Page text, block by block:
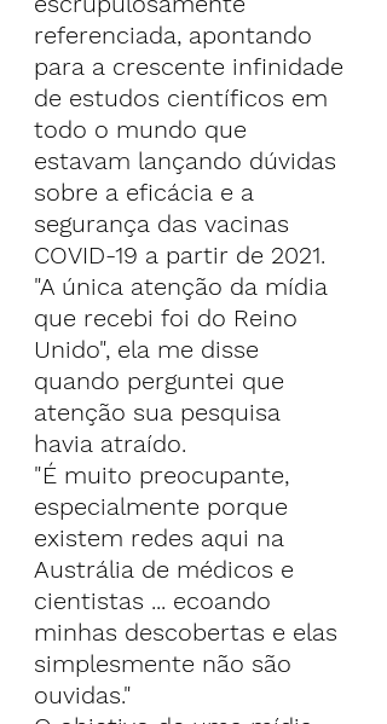
referenciada, apontando
para a crescente infinidade
de estudos científicos em
todo o mundo que
estavam lançando dúvidas
sobre a eficácia e a
segurança das vacinas
COVID-19 a partir de 2021.
"A única atenção da mídia
que recebi foi do Reino
Unido", ela me disse
quando perguntei que
atenção sua pesquisa
havia atraído.
"É muito preocupante,
especialmente porque
existem redes aqui na
Austrália de médicos e
cientistas ... ecoando
minhas descobertas e elas
simplesmente não são
ouvidas."